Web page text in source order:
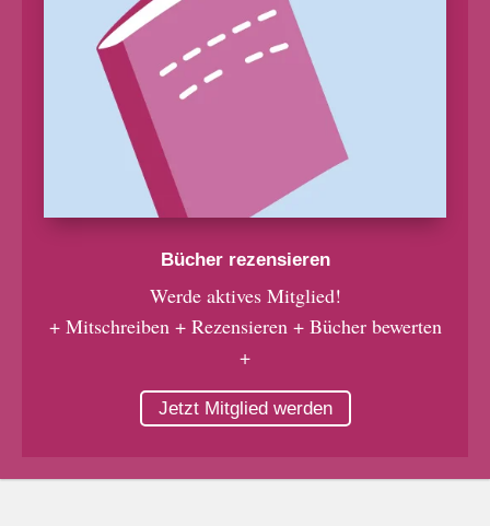
Bücher rezensieren
Werde aktives Mitglied!
+ Mitschreiben + Rezensieren + Bücher bewerten
+
Jetzt Mitglied werden